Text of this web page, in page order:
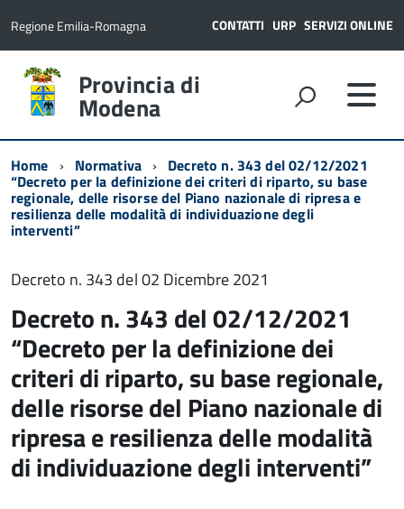
Regione Emilia-Romagna CONTATTI URP SERVIZI ONLINE
Provincia di
Modena
Home Normativa Decreto n. 343 del 02/12/2021
“Decreto per la definizione dei criteri di riparto, su base
regionale, delle risorse del Piano nazionale di ripresa e
resilienza delle modalità di individuazione degli
interventi”
Decreto n. 343 del 02 Dicembre 2021
Decreto n. 343 del 02/12/2021
“Decreto per la definizione dei
criteri di riparto, su base regionale,
delle risorse del Piano nazionale di
ripresa e resilienza delle modalità
di individuazione degli interventi”